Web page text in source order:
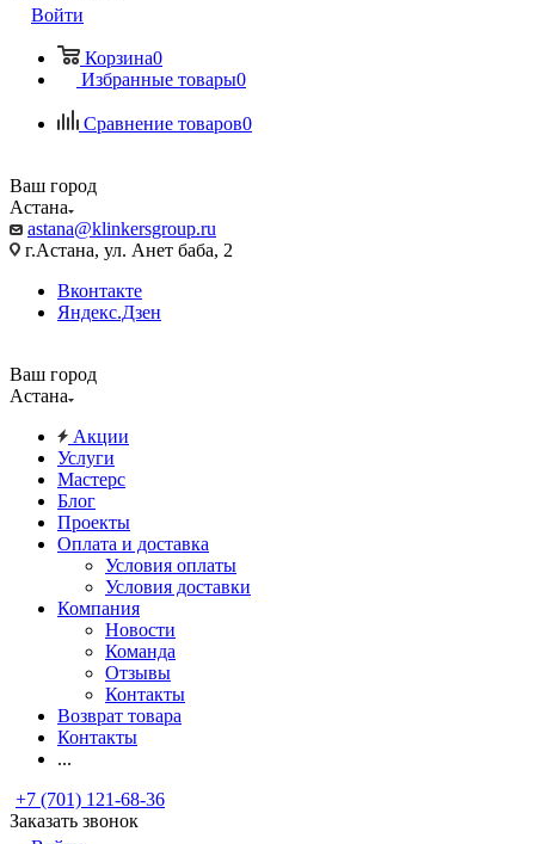
Войти
Корзина0
Избранные товары0
Сравнение товаров0
Ваш город
Астана
astana@klinkersgroup.ru
г.Астана, ул. Анет баба, 2
Вконтакте
Яндекс.Дзен
Ваш город
Астана
Акции
Услуги
Мастерс
Блог
Проекты
Оплата и доставка
Условия оплаты
Условия доставки
Компания
Новости
Команда
Отзывы
Контакты
Возврат товара
Контакты
...
+7 (701) 121-68-36
Заказать звонок